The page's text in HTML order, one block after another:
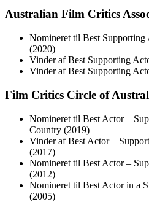
Australian Film Critics
Nomineret til Best
(2020)
Vinder af Best Supporting
Vinder af Best Supporting
Film Critics Circle of
Nomineret til Best Actor –
Country (2019)
Vinder af Best Actor –
(2017)
Nomineret til Best Actor –
(2012)
Nomineret til Best Actor in a
(2005)